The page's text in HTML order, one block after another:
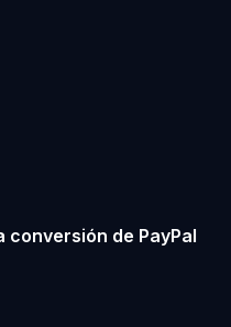
de PayPal